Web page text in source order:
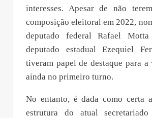
interesses. Apesar de não
composição eleitoral em 2022,
deputado federal Rafael
deputado estadual Ezequiel
tiveram papel de destaque para
ainda no primeiro turno.
No entanto, é dada como certa
estrutura do atual